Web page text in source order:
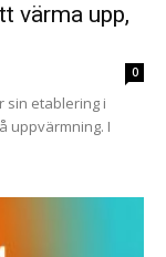
värma upp,
0
sin etablering i
uppvärmning. I